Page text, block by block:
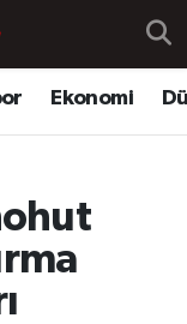
Ekonomi